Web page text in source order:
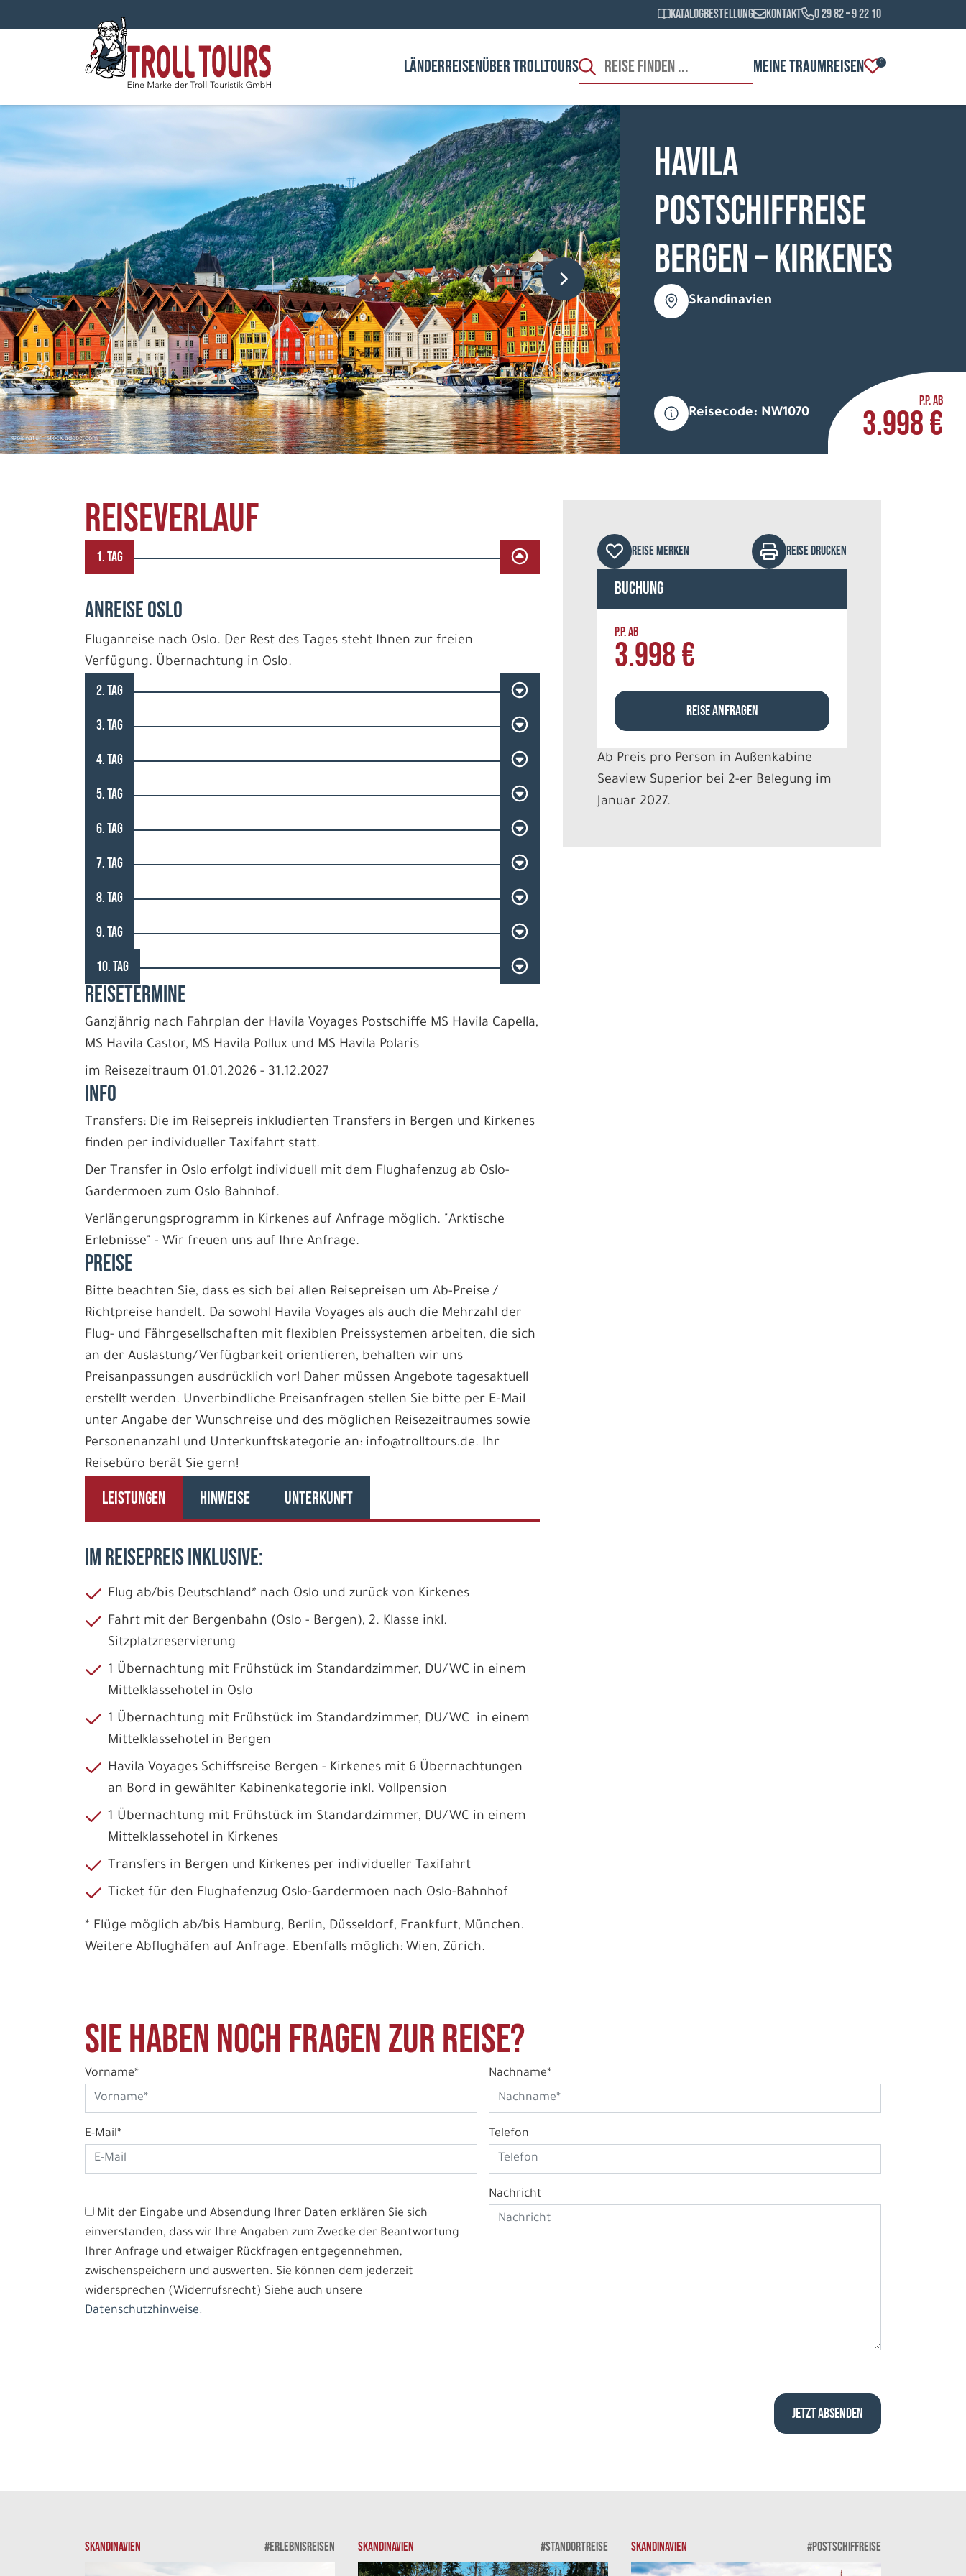
Katalogbestellung Kontakt 0 29 82 – 9 22 10
LÄNDERREISENÜBER TROLLTOURS MEINE TRAUMREISEN 0
©olenatur - stock.adobe.com
HAVILA
Postschiffreise
Bergen – Kirkenes
Skandinavien
Reisecode: NW1070
P.P. AB
3.998 €
REISEVERLAUF
1. TAG
Anreise Oslo
Fluganreise nach Oslo. Der Rest des Tages steht Ihnen zur freien
Verfügung. Übernachtung in Oslo.
2. TAG
3. TAG
4. TAG
5. TAG
6. TAG
7. TAG
8. TAG
9. TAG
10. TAG
REISETERMINE
Ganzjährig nach Fahrplan der Havila Voyages Postschiffe MS Havila Capella,
MS Havila Castor, MS Havila Pollux und MS Havila Polaris
im Reisezeitraum 01.01.2026 - 31.12.2027
INFO
Transfers: Die im Reisepreis inkludierten Transfers in Bergen und Kirkenes
finden per individueller Taxifahrt statt.
Der Transfer in Oslo erfolgt individuell mit dem Flughafenzug ab Oslo-
Gardermoen zum Oslo Bahnhof.
Verlängerungsprogramm in Kirkenes auf Anfrage möglich. "Arktische
Erlebnisse" - Wir freuen uns auf Ihre Anfrage.
PREISE
Bitte beachten Sie, dass es sich bei allen Reisepreisen um Ab-Preise /
Richtpreise handelt. Da sowohl Havila Voyages als auch die Mehrzahl der
Flug- und Fährgesellschaften mit flexiblen Preissystemen arbeiten, die sich
an der Auslastung/Verfügbarkeit orientieren, behalten wir uns
Preisanpassungen ausdrücklich vor! Daher müssen Angebote tagesaktuell
erstellt werden. Unverbindliche Preisanfragen stellen Sie bitte per E-Mail
unter Angabe der Wunschreise und des möglichen Reisezeitraumes sowie
Personenanzahl und Unterkunftskategorie an: info@trolltours.de. Ihr
Reisebüro berät Sie gern!
LEISTUNGEN HINWEISE UNTERKUNFT
IM REISEPREIS INKLUSIVE:
Flug ab/bis Deutschland* nach Oslo und zurück von Kirkenes
Fahrt mit der Bergenbahn (Oslo - Bergen), 2. Klasse inkl.
Sitzplatzreservierung
1 Übernachtung mit Frühstück im Standardzimmer, DU/WC in einem
Mittelklassehotel in Oslo
1 Übernachtung mit Frühstück im Standardzimmer, DU/WC in einem
Mittelklassehotel in Bergen
Havila Voyages Schiffsreise Bergen - Kirkenes mit 6 Übernachtungen
an Bord in gewählter Kabinenkategorie inkl. Vollpension
1 Übernachtung mit Frühstück im Standardzimmer, DU/WC in einem
Mittelklassehotel in Kirkenes
Transfers in Bergen und Kirkenes per individueller Taxifahrt
Ticket für den Flughafenzug Oslo-Gardermoen nach Oslo-Bahnhof
* Flüge möglich ab/bis Hamburg, Berlin, Düsseldorf, Frankfurt, München.
Weitere Abflughäfen auf Anfrage. Ebenfalls möglich: Wien, Zürich.
REISE MERKEN REISE DRUCKEN
Buchung
P.P. AB
3.998 €
REISE ANFRAGEN
Ab Preis pro Person in Außenkabine
Seaview Superior bei 2-er Belegung im
Januar 2027.
Sie haben noch Fragen zur Reise?
Vorname* Nachname*
E-Mail* Telefon
Mit der Eingabe und Absendung Ihrer Daten erklären Sie sich
einverstanden, dass wir Ihre Angaben zum Zwecke der Beantwortung
Ihrer Anfrage und etwaiger Rückfragen entgegennehmen,
zwischenspeichern und auswerten. Sie können dem jederzeit
widersprechen (Widerrufsrecht) Siehe auch unsere
Datenschutzhinweise.
Nachricht
SKANDINAVIEN #ERLEBNISREISEN SKANDINAVIEN #STANDORTREISE SKANDINAVIEN #POSTSCHIFFREISE